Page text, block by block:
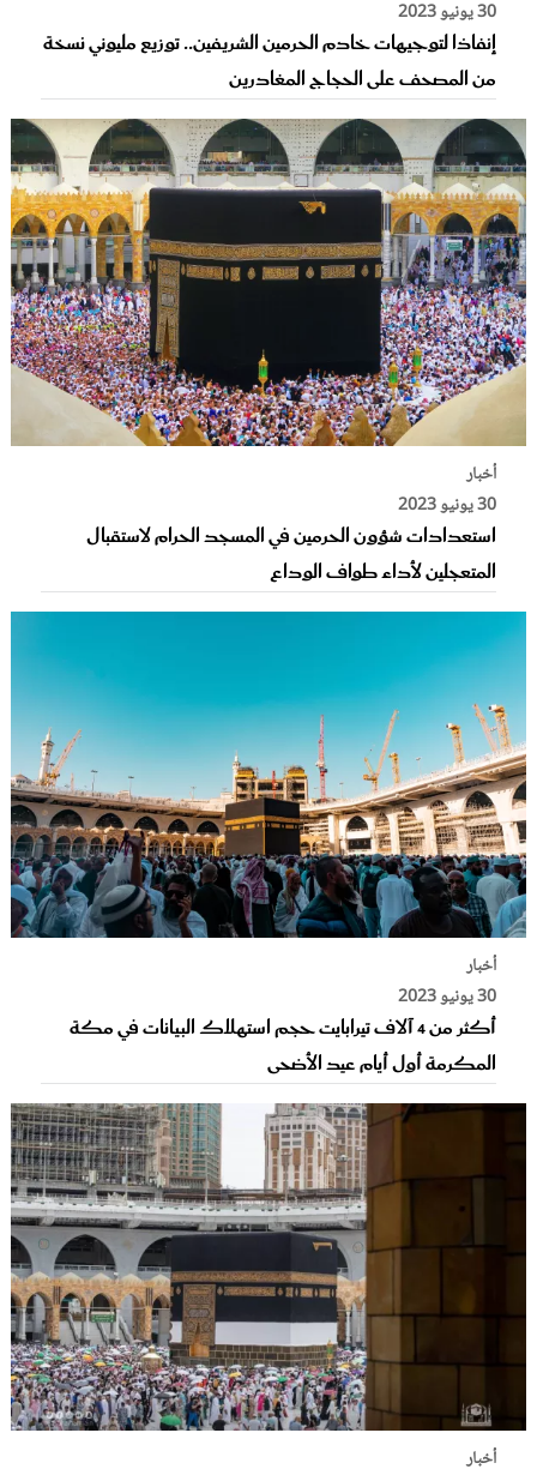
30 يونيو 2023
إنفاذا لتوجيهات خادم الحرمين الشريفين.. توزيع مليوني نسخة
من المصحف على الحجاج المغادرين
أخبار
30 يونيو 2023
استعدادات شؤون الحرمين في المسجد الحرام لاستقبال
المتعجلين لأداء طواف الوداع
أخبار
30 يونيو 2023
أكثر من 4 آلاف تيرابايت حجم استهلاك البيانات في مكة
المكرمة أول أيام عيد الأضحى
أخبار